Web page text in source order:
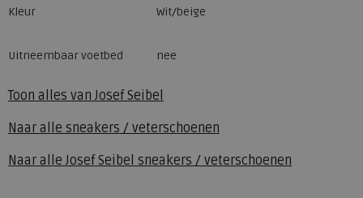
Toon alles vanJosef Seibel
Naar alle sneakers / veterschoenen
Naar alleJosef Seibel sneakers / veterschoenen
Kleur
Wit/beige
Uitneembaar voetbed nee